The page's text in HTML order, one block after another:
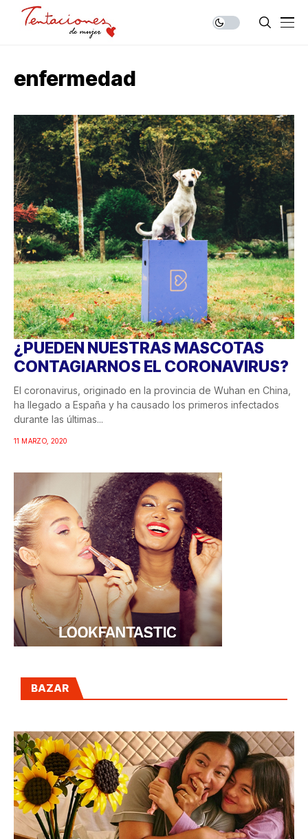
enfermedad
¿PUEDEN NUESTRAS MASCOTAS
CONTAGIARNOS EL CORONAVIRUS?
El coronavirus, originado en la provincia de Wuhan en China,
ha llegado a España y ha causado los primeros infectados
durante las últimas...
11 MARZO, 2020
BAZAR